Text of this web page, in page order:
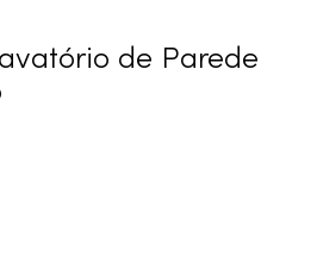
de Parede
registro